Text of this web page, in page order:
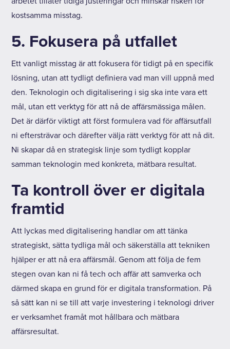
kostsamma misstag.
5. Fokusera på utfallet
Ett vanligt misstag är att fokusera för tidigt på en specifik
lösning, utan att tydligt definiera vad man vill uppnå med
den. Teknologin och digitalisering i sig ska inte vara ett
mål, utan ett verktyg för att nå de affärsmässiga målen.
Det är därför viktigt att först formulera vad för affärsutfall
ni eftersträvar och därefter välja rätt verktyg för att nå dit.
Ni skapar då en strategisk linje som tydligt kopplar
samman teknologin med konkreta, mätbara resultat.
Ta kontroll över er digitala
framtid
Att lyckas med digitalisering handlar om att tänka
strategiskt, sätta tydliga mål och säkerställa att tekniken
hjälper er att nå era affärsmål. Genom att följa de fem
stegen ovan kan ni få tech och affär att samverka och
därmed skapa en grund för er digitala transformation. På
så sätt kan ni se till att varje investering i teknologi driver
er verksamhet framåt mot hållbara och mätbara
affärsresultat.